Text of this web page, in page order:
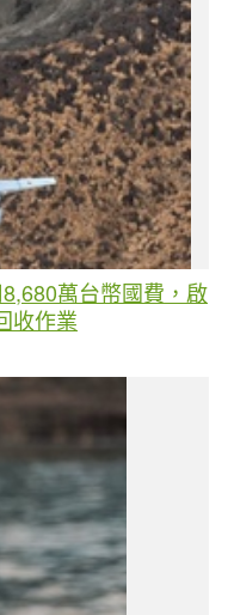
萬台幣國費，啟
收作業